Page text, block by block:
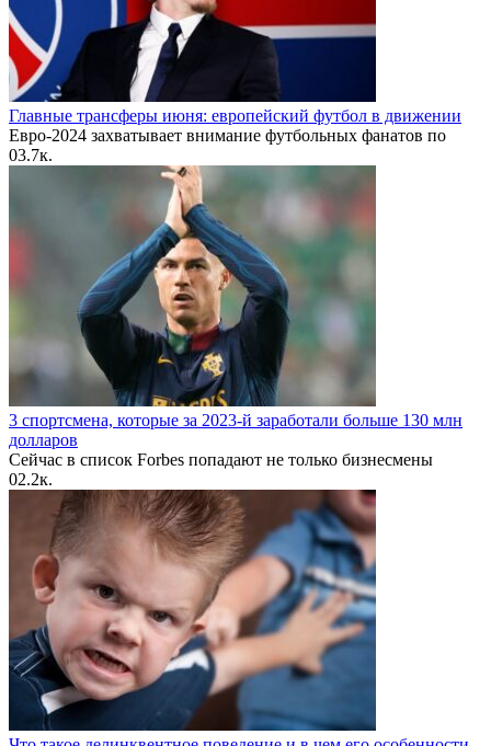
Главные трансферы июня: европейский футбол в движении
Евро-2024 захватывает внимание футбольных фанатов по
03.7к.
3 спортсмена, которые за 2023-й заработали больше 130 млн
долларов
Сейчас в список Forbes попадают не только бизнесмены
02.2к.